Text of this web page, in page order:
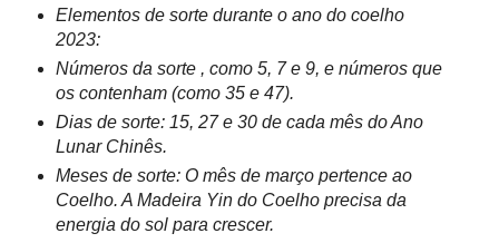
Elementos de sorte durante o ano do coelho
2023:
Números da sorte , como 5, 7 e 9, e números que
os contenham (como 35 e 47).
Dias de sorte: 15, 27 e 30 de cada mês do Ano
Lunar Chinês.
Meses de sorte: O mês de março pertence ao
Coelho. A Madeira Yin do Coelho precisa da
energia do sol para crescer.